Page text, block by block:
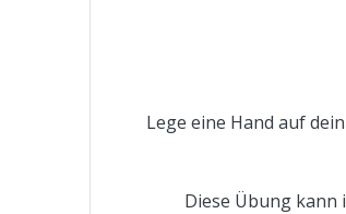
Lege eine Hand auf
Diese Übung kann